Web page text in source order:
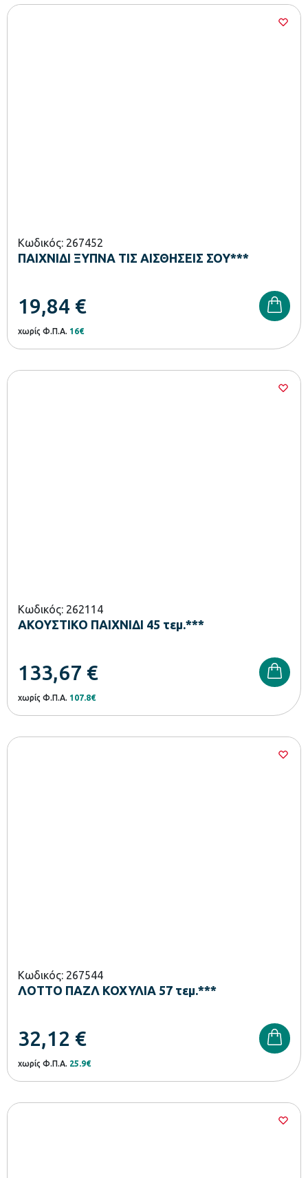
Κωδικός: 267452
ΠΑΙΧΝΙΔΙ ΞΥΠΝΑ ΤΙΣ ΑΙΣΘΗΣΕΙΣ ΣΟΥ***
19,84 €
χωρίς Φ.Π.Α. 16€
Κωδικός: 262114
ΑΚΟΥΣΤΙΚΟ ΠΑΙΧΝΙΔΙ 45 τεμ.***
133,67 €
χωρίς Φ.Π.Α. 107.8€
Κωδικός: 267544
ΛΟΤΤΟ ΠΑΖΛ ΚΟΧΥΛΙΑ 57 τεμ.***
32,12 €
χωρίς Φ.Π.Α. 25.9€